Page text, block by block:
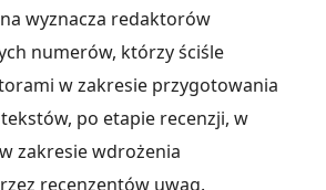
wyznacza redaktorów
numerów, którzy ściśle
w zakresie przygotowania
po etapie recenzji, w
zakresie wdrożenia
recenzentów uwag.